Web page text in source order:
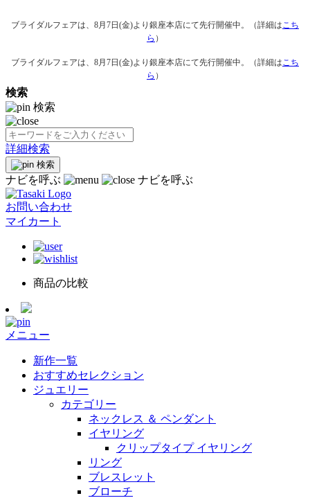
ブライダルフェアは、8月7日(金)より銀座本店にて先行開催中。（詳細はこち
ら ）
ブライダルフェアは、8月7日(金)より銀座本店にて先行開催中。（詳細はこち
ら ）
検索
検索
詳細検索
検索
ナビを呼ぶ ナビを呼ぶ
お問い合わせ
マイカート
商品の比較
メニュー
新作一覧
おすすめセレクション
ジュエリー
カテゴリー
ネックレス ＆ ペンダント
イヤリング
クリップタイプ イヤリング
リング
ブレスレット
ブローチ